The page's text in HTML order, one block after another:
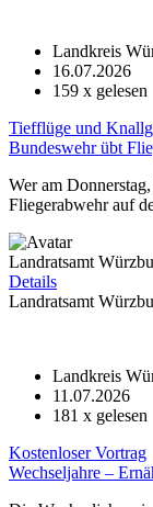
Landkreis
16.07.2026
159 x gelesen
Tiefflüge und
Bundeswehr übt
Wer am
Fliegerabwehr auf
Landratsamt
Details
Landratsamt
Landkreis
11.07.2026
181 x gelesen
Kostenloser Vortrag
Wechseljahre –